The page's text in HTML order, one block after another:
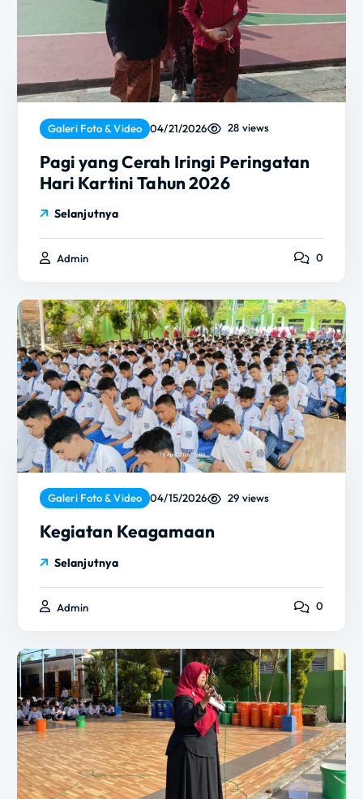
Galeri Foto & Video 04/21/2026 28 views
Pagi yang Cerah Iringi Peringatan
Hari Kartini Tahun 2026
Selanjutnya
Admin 0
Galeri Foto & Video 04/15/2026 29 views
Kegiatan Keagamaan
Selanjutnya
Admin 0